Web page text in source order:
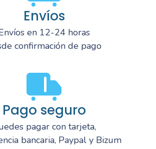
Envíos
en 12-24 horas
confirmación de pago
Pago seguro
pagar con tarjeta,
bancaria, Paypal y Bizum